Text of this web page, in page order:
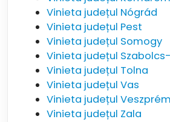
Vinieta județul Nógrád
Vinieta județul Pest
Vinieta județul Somogy
Vinieta județul
Vinieta județul Tolna
Vinieta județul Vas
Vinieta județul Veszprém
Vinieta județul Zala